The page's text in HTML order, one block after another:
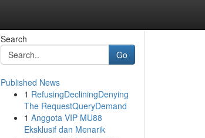
Search
Go
Published News
1 RefusingDecliningDenying
The RequestQueryDemand
1 Anggota VIP MU88
Eksklusif dan Menarik